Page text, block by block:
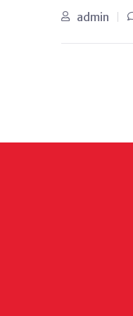
admin